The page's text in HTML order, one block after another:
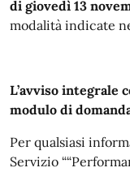
di giovedì 13
modalità indicate
L’avviso
modulo di
Per qualsiasi
Servizio